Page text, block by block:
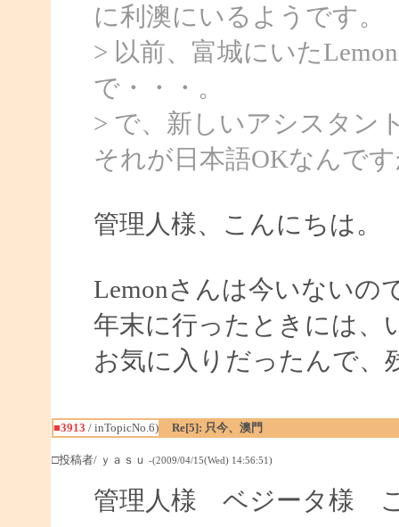
に利澳にいるようです。
> 以前、富城にいた
で・・・。
> で、新しいアシスタン
それが日本語OKなんで
管理人様、こんにちは。
Lemonさんは今いないの
年末に行ったときには、
お気に入りだったんで、
■3913 / inTopicNo.6) Re[5]: 只今、澳門
□投稿者/ ｙａｓｕ -(2009/04/15(Wed) 14:56:51)
管理人様 ベジータ様